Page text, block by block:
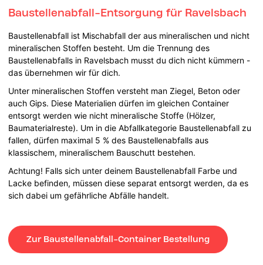
Baustellenabfall-Entsorgung für Ravelsbach
Baustellenabfall ist Mischabfall der aus mineralischen und nicht
mineralischen Stoffen besteht. Um die Trennung des
Baustellenabfalls in Ravelsbach musst du dich nicht kümmern -
das übernehmen wir für dich.
Unter mineralischen Stoffen versteht man Ziegel, Beton oder
auch Gips. Diese Materialien dürfen im gleichen Container
entsorgt werden wie nicht mineralische Stoffe (Hölzer,
Baumaterialreste). Um in die Abfallkategorie Baustellenabfall zu
fallen, dürfen maximal 5 % des Baustellenabfalls aus
klassischem, mineralischem Bauschutt bestehen.
Achtung! Falls sich unter deinem Baustellenabfall Farbe und
Lacke befinden, müssen diese separat entsorgt werden, da es
sich dabei um gefährliche Abfälle handelt.
Zur Baustellenabfall-Container Bestellung